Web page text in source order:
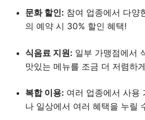
문화 할인: 참여 업종에서 다양
의 예약 시 30% 할인 혜택!
식음료 지원: 일부 가맹점에서
맛있는 메뉴를 조금 더 저렴하
복합 이용: 여러 업종에서 사용
나 일상에서 여러 혜택을 누릴